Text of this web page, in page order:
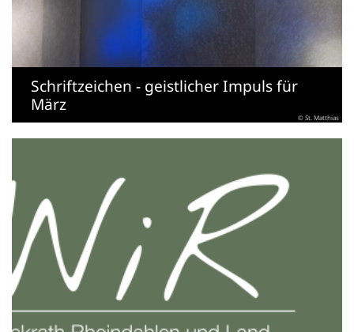
Schriftzeichen - geistlicher Impuls für
März
© St. Matthias